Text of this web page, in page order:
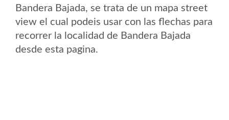
Bandera Bajada, se trata de un mapa street
view el cual podeis usar con las flechas para
recorrer la localidad de Bandera Bajada
desde esta pagina.